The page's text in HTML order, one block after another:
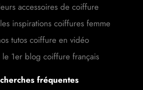
accessoires de coiffure
inspirations coiffures femme
tutos coiffure en vidéo
le 1er blog coiffure français
fréquentes